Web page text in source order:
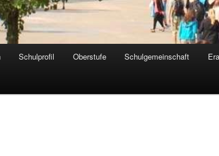
Schulprofil Oberstufe Schulgemeinschaft